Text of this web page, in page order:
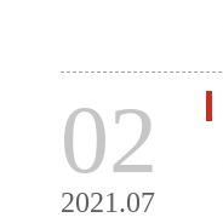
02
2021.07